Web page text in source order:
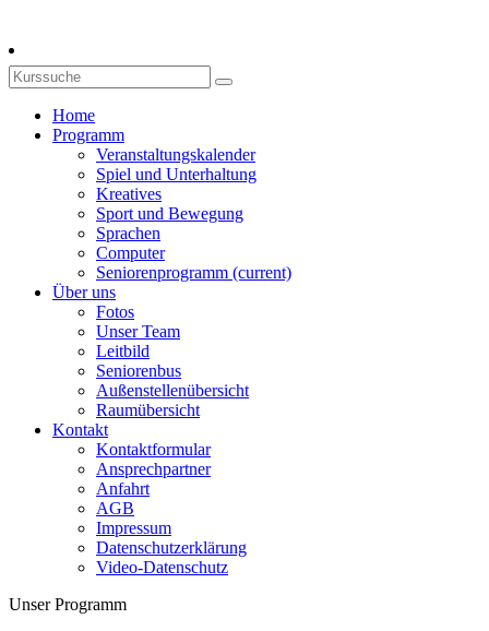
Home
Programm
Veranstaltungskalender
Spiel und Unterhaltung
Kreatives
Sport und Bewegung
Sprachen
Computer
Seniorenprogramm (current)
Über uns
Fotos
Unser Team
Leitbild
Seniorenbus
Außenstellenübersicht
Raumübersicht
Kontakt
Kontaktformular
Ansprechpartner
Anfahrt
AGB
Impressum
Datenschutzerklärung
Video-Datenschutz
Unser Programm